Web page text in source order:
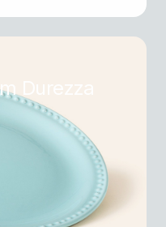
Durezza